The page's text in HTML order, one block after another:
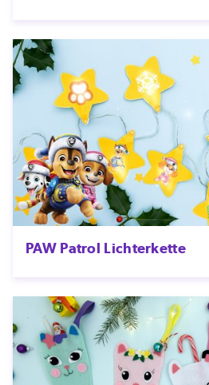
PAW Patrol Lichterkette